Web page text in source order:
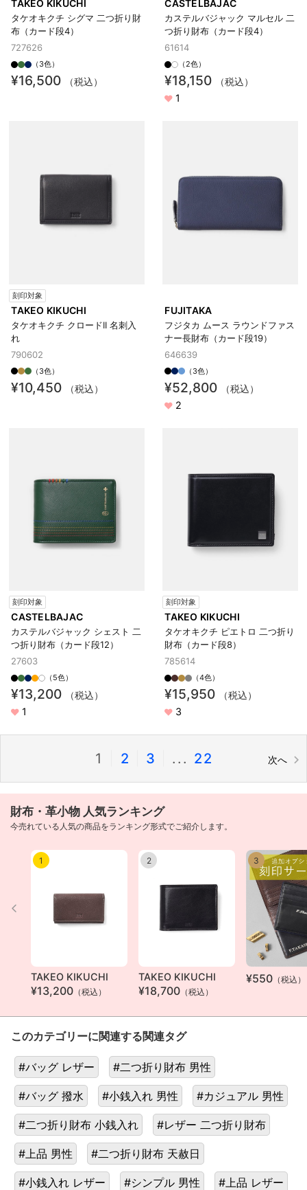
TAKEO KIKUCHI
タケオキクチ シグマ 二つ折り財
布（カード段4）
727626
（3色）
¥16,500 （税込）
CASTELBAJAC
カステルバジャック マルセル 二
つ折り財布（カード段4）
61614
（2色）
¥18,150
（税込）
1
刻印対象
TAKEO KIKUCHI
タケオキクチ クロードII 名刺入
れ
790602
（3色）
¥10,450 （税込）
FUJITAKA
フジタカ ムース ラウンドファス
ナー長財布（カード段19）
646639
（3色）
¥52,800
（税込）
2
刻印対象
CASTELBAJAC
カステルバジャック シェスト 二
つ折り財布（カード段12）
27603
（5色）
¥13,200
（税込）
1
刻印対象
TAKEO KIKUCHI
タケオキクチ ピエトロ 二つ折り
財布（カード段8）
785614
（4色）
¥15,950
（税込）
3
1 2 3 ... 22 次へ
財布・革小物 人気ランキング
今売れている人気の商品をランキング形式でご紹介します。
1
TAKEO KIKUCHI
¥13,200 （税込）
2
TAKEO KIKUCHI
¥18,700 （税込）
3
¥550 （税込）
このカテゴリーに関連する関連タグ
#バッグ レザー #二つ折り財布 男性
#バッグ 撥水 #小銭入れ 男性 #カジュアル 男性
#二つ折り財布 小銭入れ #レザー 二つ折り財布
#上品 男性 #二つ折り財布 天赦日
#小銭入れ レザー #シンプル 男性 #上品 レザー